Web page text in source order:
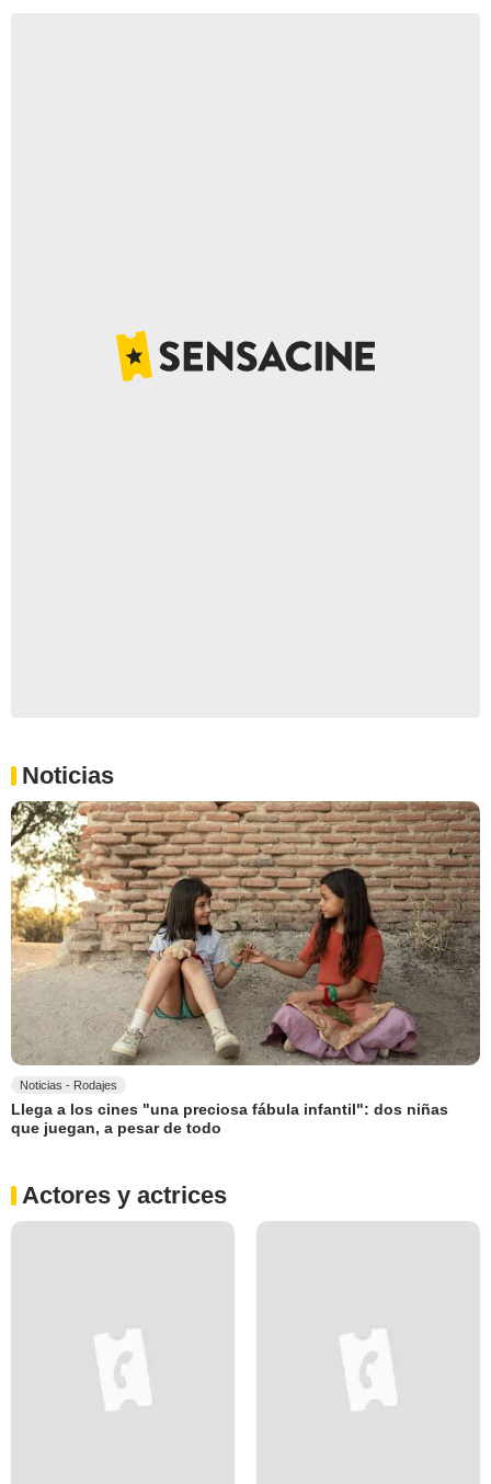
Noticias
Noticias - Rodajes
Llega a los cines "una preciosa fábula infantil": dos niñas
que juegan, a pesar de todo
Actores y actrices